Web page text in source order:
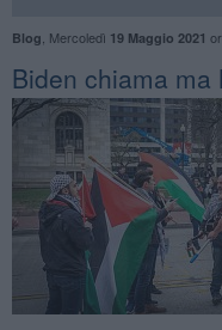
Blog Mercoledì 19 Maggio 2021
Biden chiama